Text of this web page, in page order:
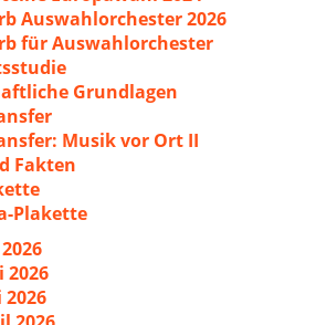
Auswahlorchester 2026
für Auswahlorchester
Grundlagen
Musik vor Ort II
Fakten
Plakette
2026
2026